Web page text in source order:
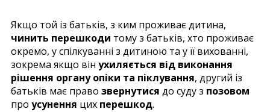
Якщо той із батьків, з ким проживає дитина,
чинить перешкоди тому з батьків, хто проживає
окремо, у спілкуванні з дитиною та у її вихованні,
зокрема якщо він ухиляється від виконання
рішення органу опіки та піклування, другий із
батьків має право звернутися до суду з позовом
про усунення цих перешкод.